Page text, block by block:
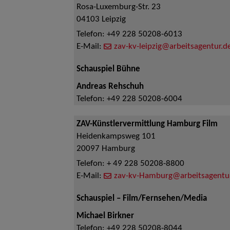
Rosa-Luxemburg-Str. 23
04103 Leipzig
Telefon: +49 228 50208-6013
E-Mail:
zav-kv-
Schauspiel Bühne
Andreas Rehschuh
Telefon: +49 228 50208-6004
ZAV-Künstlervermittlung Hamburg Film
Heidenkampsweg 101
20097 Hamburg
Telefon: + 49 228 50208-8800
E-Mail:
zav-kv-
Schauspiel – Film/Fernsehen/Media
Michael Birkner